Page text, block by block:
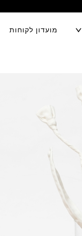
TOGGLE
CHILD מועדון לקוחות